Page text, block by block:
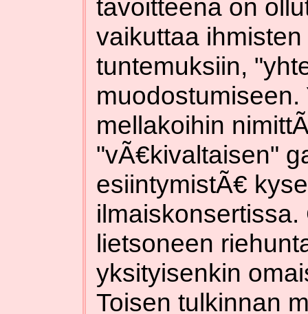
tavoitteena on
vaikuttaa
tuntemuksiin,
mellakoihin
"vÃ€kivaltaisen"
esiintymistÃ€
lietsoneen
yksityisenkin
Toisen tulkinnan